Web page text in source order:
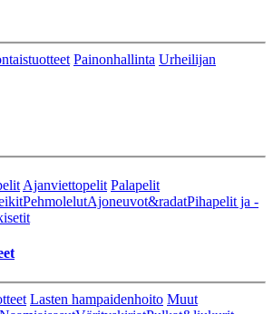
Painonhallinta Urheilijan
Ajanviettopelit Palapelit
PehmolelutAjoneuvot&radatPihapelit ja -
Lasten hampaidenhoito Muut